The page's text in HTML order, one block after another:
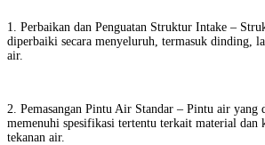
1. Perbaikan dan Penguatan Struktur Intake –
diperbaiki secara menyeluruh, termasuk dinding,
air.
2. Pemasangan Pintu Air Standar – Pintu air yang
memenuhi spesifikasi tertentu terkait material dan
tekanan air.